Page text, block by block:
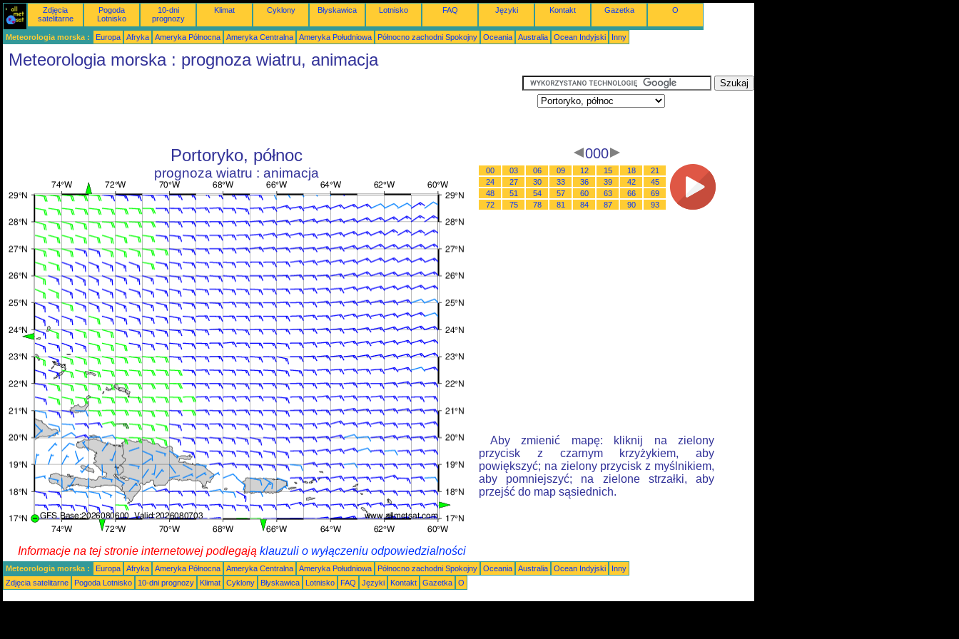
Zdjęcia
satelitarne
Pogoda
Lotnisko
10-dni
prognozy
Klimat Cyklony Błyskawica Lotnisko FAQ Języki Kontakt Gazetka O
Meteorologia morska : Europa Afryka Ameryka Północna Ameryka Centralna Ameryka Południowa Północno zachodni Spokojny Oceania Australia Ocean Indyjski Inny
Meteorologia morska : prognoza wiatru, animacja
Portoryko, północ
prognoza wiatru : animacja
000
00 03 06 09 12 15 18
21
24
27 30 33 36 39 42
45
48
51 54 57 60 63 66
69
72
75 78 81 84 87 90 93
Aby zmienić mapę: kliknij na zielony
przycisk z czarnym krzyżykiem, aby
powiększyć; na zielony przycisk z myślnikiem,
aby pomniejszyć; na zielone strzałki, aby
przejść do map sąsiednich.
Informacje na tej stronie internetowej podlegają klauzuli o wyłączeniu odpowiedzialności
Meteorologia morska : Europa Afryka Ameryka Północna Ameryka Centralna Ameryka Południowa Północno zachodni Spokojny Oceania Australia Ocean Indyjski
Inny
Zdjęcia satelitarne
Pogoda Lotnisko 10-dni prognozy Klimat Cyklony Błyskawica Lotnisko FAQ Języki Kontakt Gazetka O